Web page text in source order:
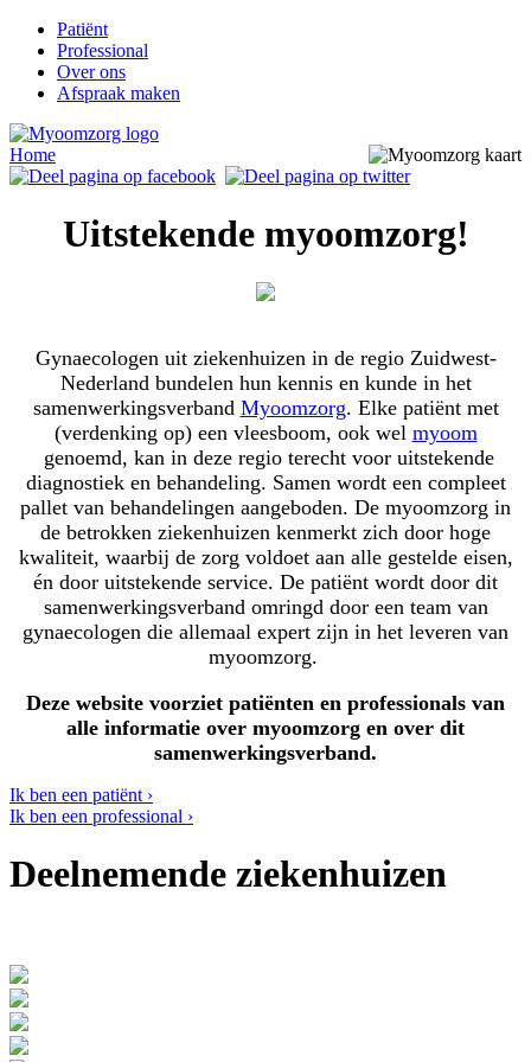
Patiënt
Professional
Over ons
Afspraak maken
Home
Uitstekende myoomzorg!
Gynaecologen uit ziekenhuizen in de regio Zuidwest-
Nederland bundelen hun kennis en kunde in het
samenwerkingsverband Myoomzorg. Elke patiënt met
(verdenking op) een vleesboom, ook wel myoom
genoemd, kan in deze regio terecht voor uitstekende
diagnostiek en behandeling. Samen wordt een compleet
pallet van behandelingen aangeboden. De myoomzorg in
de betrokken ziekenhuizen kenmerkt zich door hoge
kwaliteit, waarbij de zorg voldoet aan alle gestelde eisen,
én door uitstekende service. De patiënt wordt door dit
samenwerkingsverband omringd door een team van
gynaecologen die allemaal expert zijn in het leveren van
myoomzorg.
Deze website voorziet patiënten en professionals van
alle informatie over myoomzorg en over dit
samenwerkingsverband.
Ik ben een patiënt ›
Ik ben een professional ›
Deelnemende ziekenhuizen